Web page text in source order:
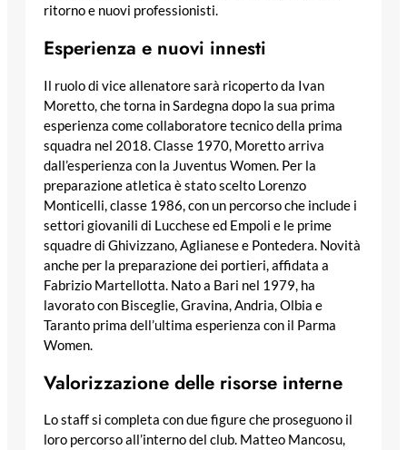
ritorno e nuovi professionisti.
Esperienza e nuovi innesti
Il ruolo di vice allenatore sarà ricoperto da Ivan
Moretto, che torna in Sardegna dopo la sua prima
esperienza come collaboratore tecnico della prima
squadra nel 2018. Classe 1970, Moretto arriva
dall’esperienza con la Juventus Women. Per la
preparazione atletica è stato scelto Lorenzo
Monticelli, classe 1986, con un percorso che include i
settori giovanili di Lucchese ed Empoli e le prime
squadre di Ghivizzano, Aglianese e Pontedera. Novità
anche per la preparazione dei portieri, affidata a
Fabrizio Martellotta. Nato a Bari nel 1979, ha
lavorato con Bisceglie, Gravina, Andria, Olbia e
Taranto prima dell’ultima esperienza con il Parma
Women.
Valorizzazione delle risorse interne
Lo staff si completa con due figure che proseguono il
loro percorso all’interno del club. Matteo Mancosu,